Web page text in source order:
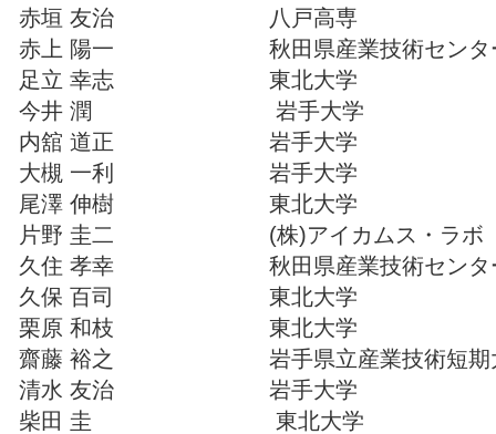
赤垣 友治 八戸高専
赤上 陽一 秋田県産業技術センタ
足立 幸志 東北大学
今井 潤 岩手大学
内舘 道正 岩手大学
大槻 一利 岩手大学
尾澤 伸樹 東北大学
片野 圭二 (株)アイカムス・ラボ
久住 孝幸 秋田県産業技術センタ
久保 百司 東北大学
栗原 和枝 東北大学
齋藤 裕之 岩手県立産業技術短期
清水 友治 岩手大学
柴田 圭 東北大学